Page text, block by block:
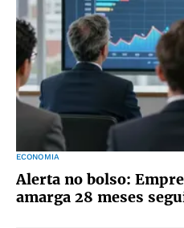
ECONOMIA
Alerta no bolso:
amarga 28 meses